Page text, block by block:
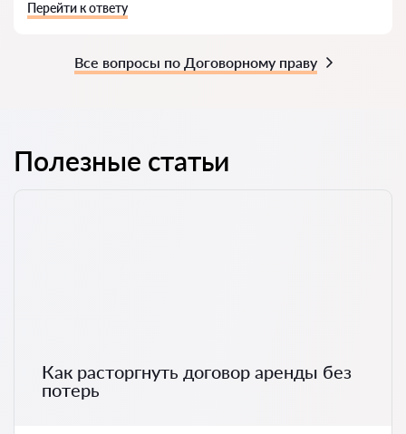
Перейти к ответу
Все вопросы по Договорному праву
Полезные статьи
Как расторгнуть договор аренды без
потерь